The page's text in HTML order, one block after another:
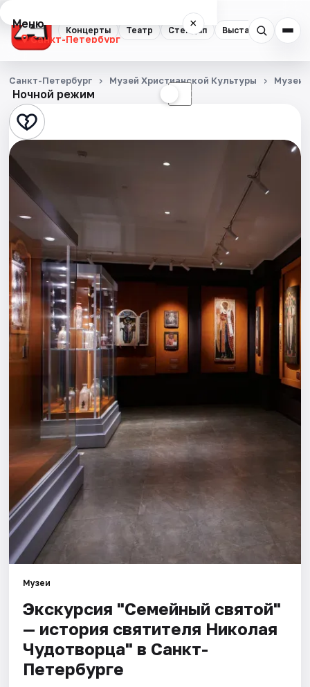
Концерты Театр Стендап Выставки
Меню ×
Санкт-Петербург
Концерты
Театр
Стендап
Выставки
Квесты
Экскурсии
Спорт
События
Города
Площадки
Артисты
Рейтинги
Ночной режим ☾
Санкт-Петербург Музей Христианской Культуры Музеи
Музеи
Экскурсия "Семейный святой"
— история святителя Николая
Чудотворца" в Санкт-
Петербурге